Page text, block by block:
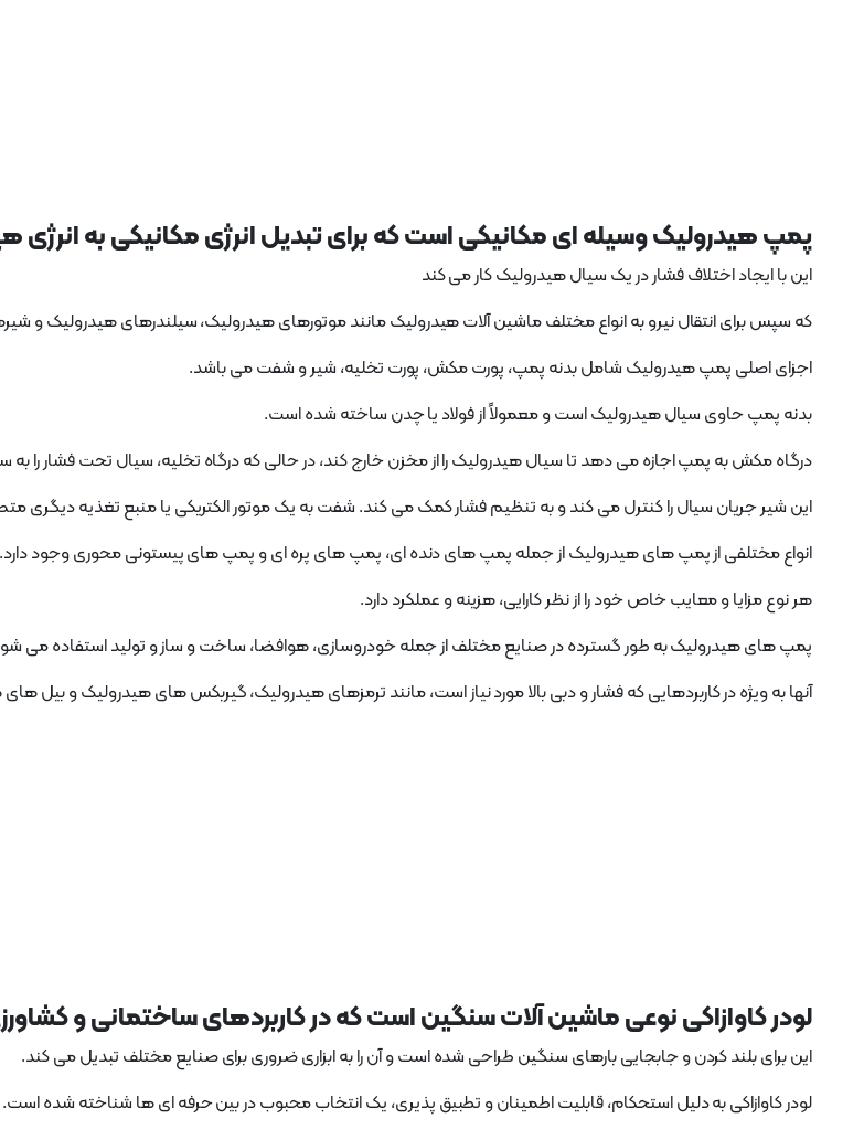
پمپ هیدرولیک وسیله ای مکانیکی است که برای تبدیل انرژی مکانیکی به انرژی
این با ایجاد اختلاف فشار در یک سیال هیدرولیک کار می کند
که سپس برای انتقال نیرو به انواع مختلف ماشین آلات هیدرولیک مانند موتورهای هیدرولیک، سیلندرهای هیدرولیک و
اجزای اصلی پمپ هیدرولیک شامل بدنه پمپ، پورت مکش، پورت تخلیه، شیر و شفت می باشد.
بدنه پمپ حاوی سیال هیدرولیک است و معمولاً از فولاد یا چدن ساخته شده است.
درگاه مکش به پمپ اجازه می دهد تا سیال هیدرولیک را از مخزن خارج کند، در حالی که درگاه تخلیه، سیال تحت فشار را
این شیر جریان سیال را کنترل می کند و به تنظیم فشار کمک می کند. شفت به یک موتور الکتریکی یا منبع تغذیه
انواع مختلفی از پمپ های هیدرولیک از جمله پمپ های دنده ای، پمپ های پره ای و پمپ های پیستونی محوری وجود دارد.
هر نوع مزایا و معایب خاص خود را از نظر کارایی، هزینه و عملکرد دارد.
پمپ های هیدرولیک به طور گسترده در صنایع مختلف از جمله خودروسازی، هوافضا، ساخت و ساز و تولید استفاده می
آنها به ویژه در کاربردهایی که فشار و دبی بالا مورد نیاز است، مانند ترمزهای هیدرولیک، گیربکس های هیدرولیک و بیل
لودر کاوازاکی نوعی ماشین آلات سنگین است که در کاربردهای ساختمانی و
این برای بلند کردن و جابجایی بارهای سنگین طراحی شده است و آن را به ابزاری ضروری برای صنایع مختلف تبدیل می کند.
لودر کاوازاکی به دلیل استحکام، قابلیت اطمینان و تطبیق پذیری، یک انتخاب محبوب در بین حرفه ای ها شناخته شده است.